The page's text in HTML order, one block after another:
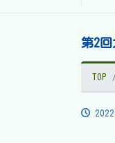
第2
TOP